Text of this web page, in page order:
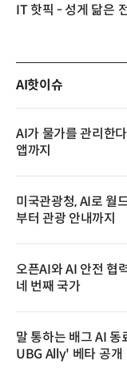
IT 핫픽 - 성게 닮은
AI핫이슈
AI가 물가를 관리한
앱까지
미국관광청, AI로 월
부터 관광 안내까지
오픈AI와 AI 안전 협
네 번째 국가
말 통하는 배그 AI
UBG Ally' 베타 공개